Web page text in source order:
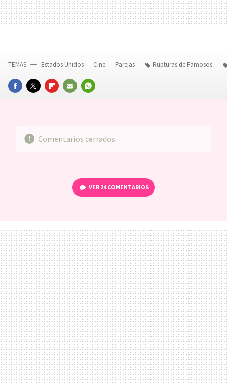
FACEBOOKTWITTERFLIPBOARD
E-
WHATSAPP
TEMAS Estados Unidos Cine Parejas Rupturas de Famosos
Comentarios cerrados
VER 24 COMENTARIOS